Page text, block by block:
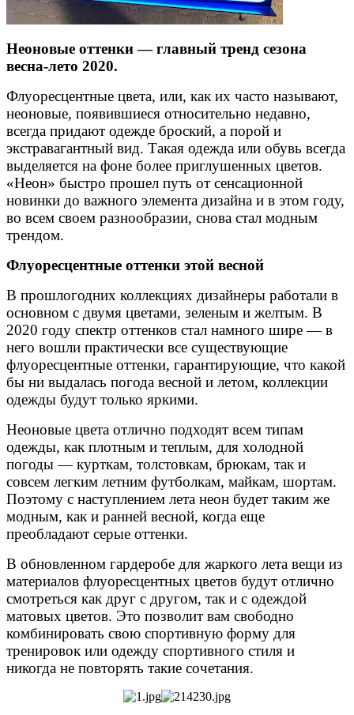
Неоновые оттенки — главный тренд сезона
весна-лето 2020.
Флуоресцентные цвета, или, как их часто называют,
неоновые, появившиеся относительно недавно,
всегда придают одежде броский, а порой и
экстравагантный вид. Такая одежда или обувь всегда
выделяется на фоне более приглушенных цветов.
«Неон» быстро прошел путь от сенсационной
новинки до важного элемента дизайна и в этом году,
во всем своем разнообразии, снова стал модным
трендом.
Флуоресцентные оттенки этой весной
В прошлогодних коллекциях дизайнеры работали в
основном с двумя цветами, зеленым и желтым. В
2020 году спектр оттенков стал намного шире — в
него вошли практически все существующие
флуоресцентные оттенки, гарантирующие, что какой
бы ни выдалась погода весной и летом, коллекции
одежды будут только яркими.
Неоновые цвета отлично подходят всем типам
одежды, как плотным и теплым, для холодной
погоды — курткам, толстовкам, брюкам, так и
совсем легким летним футболкам, майкам, шортам.
Поэтому с наступлением лета неон будет таким же
модным, как и ранней весной, когда еще
преобладают серые оттенки.
В обновленном гардеробе для жаркого лета вещи из
материалов флуоресцентных цветов будут отлично
смотреться как друг с другом, так и с одеждой
матовых цветов. Это позволит вам свободно
комбинировать свою спортивную форму для
тренировок или одежду спортивного стиля и
никогда не повторять такие сочетания.